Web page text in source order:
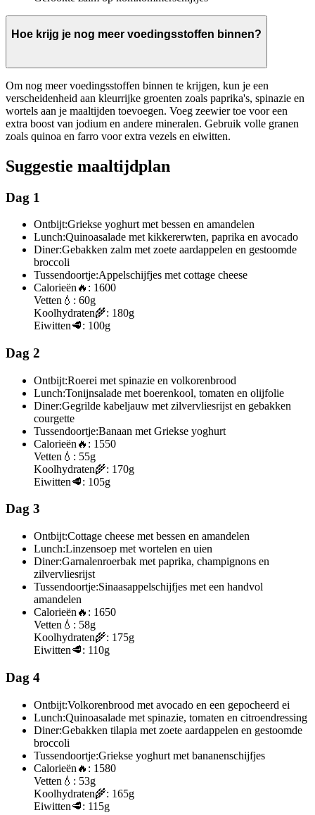
Hoe krijg je nog meer voedingsstoffen binnen?
Om nog meer voedingsstoffen binnen te krijgen, kun je een
verscheidenheid aan kleurrijke groenten zoals paprika's, spinazie en
wortels aan je maaltijden toevoegen. Voeg zeewier toe voor een
extra boost van jodium en andere mineralen. Gebruik volle granen
zoals quinoa en farro voor extra vezels en eiwitten.
Suggestie maaltijdplan
Dag 1
Ontbijt:Griekse yoghurt met bessen en amandelen
Lunch:Quinoasalade met kikkererwten, paprika en avocado
Diner:Gebakken zalm met zoete aardappelen en gestoomde
broccoli
Tussendoortje:Appelschijfjes met cottage cheese
Calorieën 🔥: 1600
Vetten 💧: 60g
Koolhydraten🌾: 180g
Eiwitten🥩: 100g
Dag 2
Ontbijt:Roerei met spinazie en volkorenbrood
Lunch:Tonijnsalade met boerenkool, tomaten en olijfolie
Diner:Gegrilde kabeljauw met zilvervliesrijst en gebakken
courgette
Tussendoortje:Banaan met Griekse yoghurt
Calorieën 🔥: 1550
Vetten 💧: 55g
Koolhydraten🌾: 170g
Eiwitten🥩: 105g
Dag 3
Ontbijt:Cottage cheese met bessen en amandelen
Lunch:Linzensoep met wortelen en uien
Diner:Garnalenroerbak met paprika, champignons en
zilvervliesrijst
Tussendoortje:Sinaasappelschijfjes met een handvol
amandelen
Calorieën 🔥: 1650
Vetten 💧: 58g
Koolhydraten🌾: 175g
Eiwitten🥩: 110g
Dag 4
Ontbijt:Volkorenbrood met avocado en een gepocheerd ei
Lunch:Quinoasalade met spinazie, tomaten en citroendressing
Diner:Gebakken tilapia met zoete aardappelen en gestoomde
broccoli
Tussendoortje:Griekse yoghurt met bananenschijfjes
Calorieën 🔥: 1580
Vetten 💧: 53g
Koolhydraten🌾: 165g
Eiwitten🥩: 115g